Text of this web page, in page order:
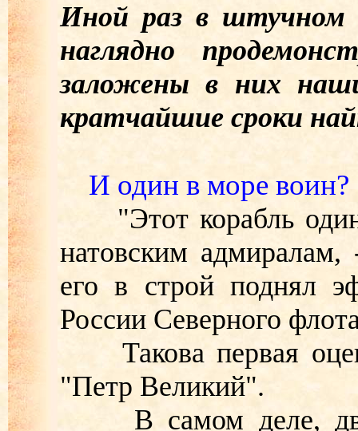
Иной раз в штучном
наглядно
заложены в них
кратчайшие сроки
И один в море воин?
"Этот корабль один
натовским
его в строй поднял
России Северного
Такова первая
"Петр Великий".
В самом деле, два